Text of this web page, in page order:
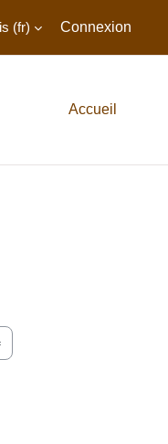
‎(fr)‎ Connexion
Accueil